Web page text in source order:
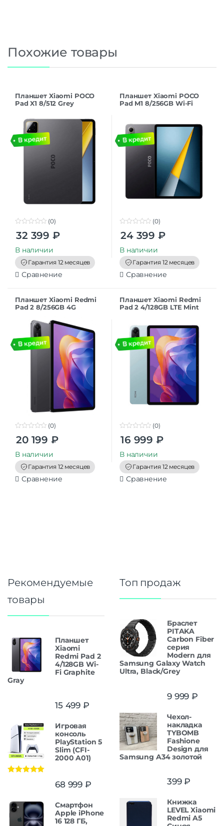
Похожие товары
Планшет Xiaomi POCO
Pad X1 8/512 Grey
o
t
o
f
5
(0)
32 399 ₽
В наличии
Гарантия 12 месяцев
Сравнение
Планшет Xiaomi POCO
Pad M1 8/256GB Wi-Fi
o
t
o
f
5
(0)
24 399 ₽
В наличии
Гарантия 12 месяцев
Сравнение
Планшет Xiaomi Redmi
Pad 2 8/256GB 4G
o
t
o
f
5
(0)
20 199 ₽
В наличии
Гарантия 12 месяцев
Сравнение
Планшет Xiaomi Redmi
Pad 2 4/128GB LTE Mint
t
o
f
5
(0)
16 999 ₽
В наличии
Гарантия 12 месяцев
Сравнение
Рекомендуемые
товары
Планшет
Xiaomi
Redmi Pad 2
4/128GB Wi-
Fi Graphite
Gray
15 499 ₽
Игровая
консоль
PlayStation 5
Slim (CFI-
2000 A01)
68 999 ₽
Смартфон
Apple iPhone
16 128 ГБ,
Топ продаж
Браслет
PITAKA
Carbon Fiber
серия
Modern для
Samsung Galaxy Watch
Ultra, Black/Grey
9 999 ₽
Чехол-
накладка
TYBOMB
Fashione
Design для
Samsung A34 золотой
399₽
Книжка
LEVEL Xiaomi
Redmi A5